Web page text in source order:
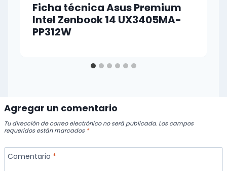
Ficha técnica Asus Premium
Intel Zenbook 14 UX3405MA-
PP312W
Agregar un comentario
Tu dirección de correo electrónico no será publicada. Los campos
requeridos están marcados *
Comentario *